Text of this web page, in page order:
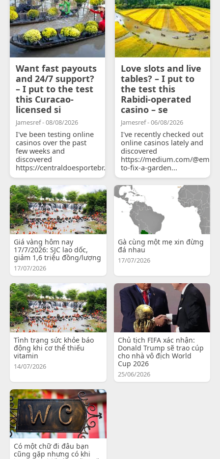
Want fast payouts
and 24/7 support?
– I put to the test
this Curacao-
licensed si
Jamesref - 08/08/2026
I've been testing online
casinos over the past
few weeks and
discovered
https://centraldoesportebr.substack.com/p/cucure...
Love slots and live
tables? – I put to
the test this
Rabidi-operated
casino – se
Jamesref - 06/08/2026
I've recently checked out
online casinos lately and
discovered
https://medium.com/
to-fix-a-garden...
Giá vàng hôm nay
17/7/2026: SJC lao dốc,
giảm 1,6 triệu đồng/lượng
17/07/2026
Gà cùng một mẹ xin đừng
đá nhau
17/07/2026
Tình trạng sức khỏe báo
động khi cơ thể thiếu
vitamin
14/07/2026
Chủ tịch FIFA xác nhận:
Donald Trump sẽ trao cúp
cho nhà vô địch World
Cup 2026
25/06/2026
Có một chữ đi đâu bạn
cũng gặp nhưng có khi